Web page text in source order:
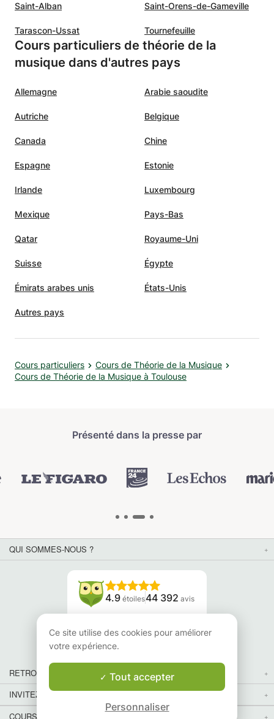
Saint-Alban Saint-Orens-de-Gameville
Tarascon-Ussat Tournefeuille
Cours particuliers de théorie de la
musique dans d'autres pays
Allemagne Arabie saoudite
Autriche Belgique
Canada Chine
Espagne Estonie
Irlande Luxembourg
Mexique Pays-Bas
Qatar Royaume-Uni
Suisse Égypte
Émirats arabes unis États-Unis
Autres pays
Cours particuliers
Cours de Théorie de la Musique
Cours de Théorie de la Musique à Toulouse
Présenté dans la presse par
QUI SOMMES-NOUS ?
4.9 étoiles44 392 avis
Lisez nos avis
RETROUVEZ-NOUS
INVITEZ VOS AMIS
COURS PARTICULIERS DANS VOTRE PAYS :
Ce site utilise des cookies pour améliorer
votre expérience.
Tout accepter
Personnaliser